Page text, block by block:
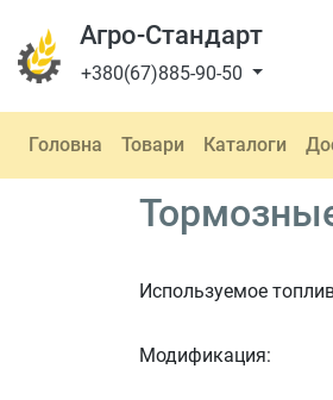
Агро-Стандарт
+380(67)885-90-50
Головна Товари Каталоги
Используемое
Модификация: